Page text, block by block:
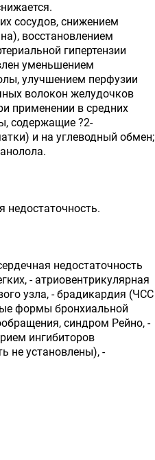
сосудов, снижением
восстановлением
гипертензии
уменьшением
улучшением перфузии
волокон желудочков
применении в средних
содержащие ?2-
и на углеводный обмен;
недостаточность.
недостаточность
- атриовентрикулярная
узла, - брадикардия (ЧСС
формы бронхиальной
синдром Рейно, -
ингибиторов
не установлены), -